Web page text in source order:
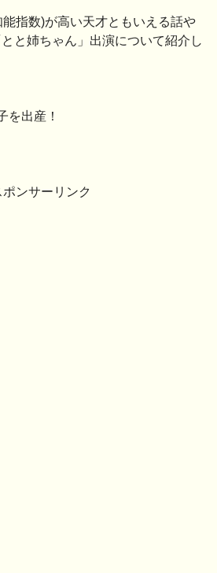
指数)が高い天才ともいえる話や
と姉ちゃん」出演について紹介し
を出産！
ポンサーリンク